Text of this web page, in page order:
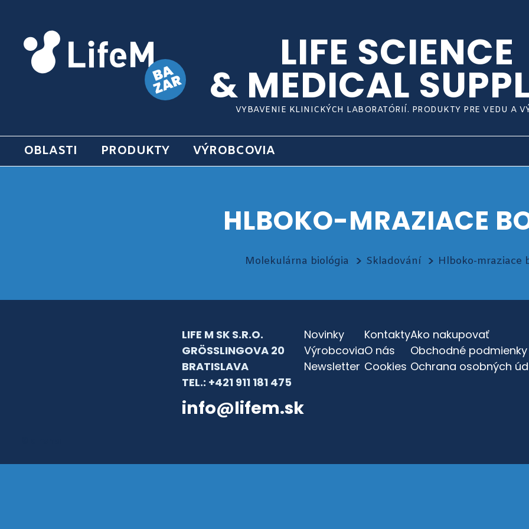
LIFE SCIENCE
& MEDICAL
VYBAVENIE KLINICKÝCH LABORATÓRIÍ. PRODUKTY PRE VEDU A
OBLASTI PRODUKTY VÝROBCOVIA
HLBOKO-MRAZIACE
Molekulárna biológia Skladování Hlboko-mraziace
LIFE M SK S.R.O.
GRÖSSLINGOVA 20
BRATISLAVA
TEL.: +421 911 181 475
info@lifem.sk
Novinky
Výrobcovia
Newsletter
Kontakty
O nás
Cookies
Ako nakupovať
Obchodné podmienky
Ochrana osobných